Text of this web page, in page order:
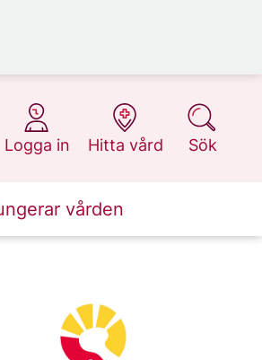
Logga in
på 1177.se
Hitta vård
på 1177.se
Sök
på 1177.se
vården